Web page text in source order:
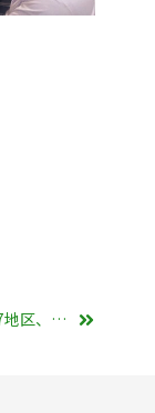
【活動報告】第17地区、忘年会を開催